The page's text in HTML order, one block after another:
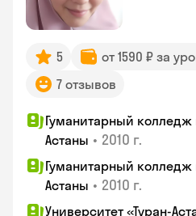
5 от 1590 ₽ за
7 отзывов
Гуманитарный колледж
Астаны • 2010 г.
Гуманитарный колледж
Астаны • 2010 г.
Университет «Туран-